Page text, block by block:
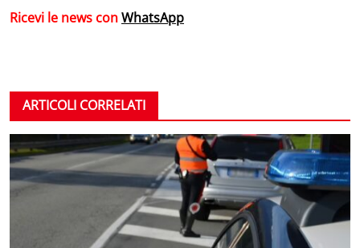
Ricevi le news conWhatsApp
ARTICOLI CORRELATI